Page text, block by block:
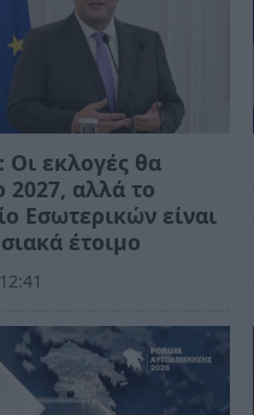
Οι εκλογές θα
2027, αλλά το
Εσωτερικών είναι
έτοιμο